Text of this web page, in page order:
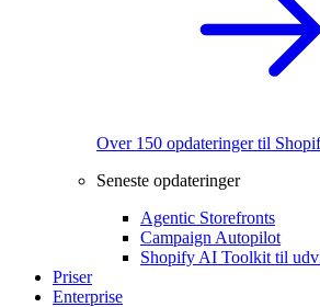
Over 150 opdateringer til
Seneste opdateringer
Agentic Storefronts
Campaign Autopilot
Shopify AI Toolkit til
Priser
Enterprise